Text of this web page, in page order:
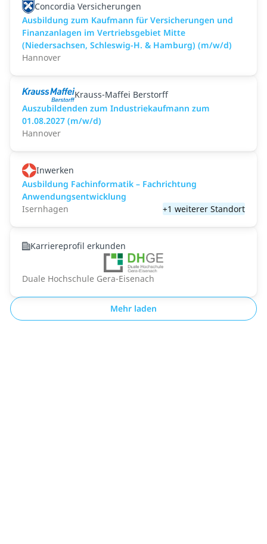
Concordia Versicherungen
Ausbildung zum Kaufmann für Versicherungen und
Finanzanlagen im Vertriebsgebiet Mitte
(Niedersachsen, Schleswig-H. & Hamburg) (m/w/d)
Hannover
Krauss-Maffei Berstorff
Auszubildenden zum Industriekaufmann zum
01.08.2027 (m/w/d)
Hannover
Inwerken
Ausbildung Fachinformatik – Fachrichtung
Anwendungsentwicklung
Isernhagen
+1 weiterer Standort
Karriereprofil erkunden
Duale Hochschule Gera-Eisenach
Mehr laden